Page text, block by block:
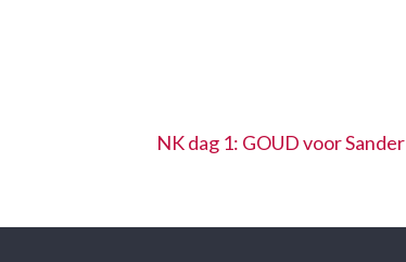
NK dag 1: GOUD voor Sander